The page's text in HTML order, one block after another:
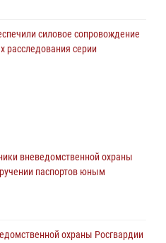
силовое сопровождение
расследования серии
и СОБР Росгвардии
причастных к мошенничеству
вневедомственной охраны
паспортов юным
охраны Росгвардии